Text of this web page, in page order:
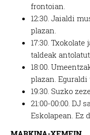
frontoian.
12:30.Jaialdi
plazan.
17:30.Txokolate
taldeak
18:00.
plazan.
19:30. Suzko
21:00-00:00.DJ
Eskolapean. Ez